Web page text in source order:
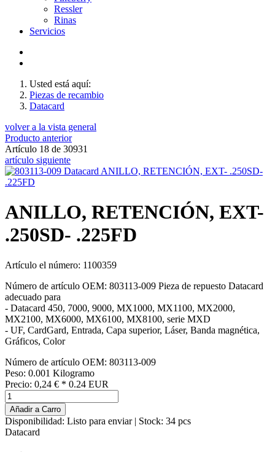
Ressler
Rinas
Servicios
Usted está aquí:
Piezas de recambio
Datacard
volver a la vista general
Producto anterior
Artículo 18 de 30931
artículo siguiente
ANILLO, RETENCIÓN, EXT-
.250SD- .225FD
Artículo el número: 1100359
Número de artículo OEM: 803113-009 Pieza de repuesto Datacard
adecuado para
- Datacard 450, 7000, 9000, MX1000, MX1100, MX2000,
MX2100, MX6000, MX6100, MX8100, serie MXD
- UF, CardGard, Entrada, Capa superior, Láser, Banda magnética,
Gráficos, Color
Número de artículo OEM: 803113-009
Peso: 0.001 Kilogramo
Precio: 0,24 € * 0.24 EUR
Añadir a Carro
Disponibilidad: Listo para enviar | Stock: 34 pcs
Datacard